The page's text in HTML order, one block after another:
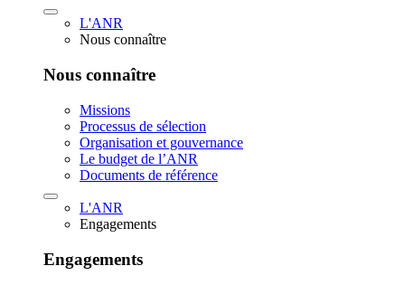
L'ANR
Nous connaître
Nous connaître
Missions
Processus de sélection
Organisation et gouvernance
Le budget de l’ANR
Documents de référence
L'ANR
Engagements
Engagements